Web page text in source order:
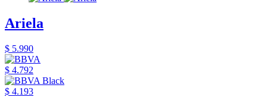
Ariela
$ 5.990
$ 4.792
$ 4.193